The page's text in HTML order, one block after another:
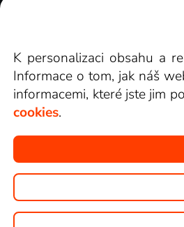
K personalizaci obsahu a
Informace o tom, jak náš
informacemi, které jste jim
cookies.